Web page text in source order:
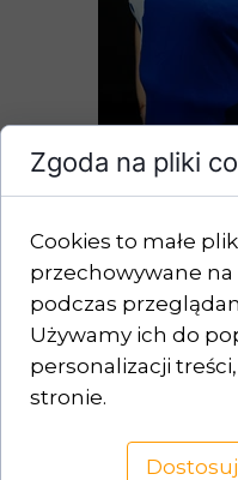
Zgoda na pliki
Cookies to małe
przechowywane
podczas
Używamy ich do
personalizacji
stronie.
Dostosuj